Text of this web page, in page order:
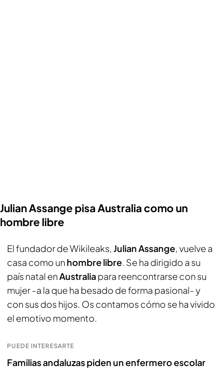
Julian Assange pisa Australia como un
hombre libre
El fundador de Wikileaks, Julian Assange, vuelve a
casa como un hombre libre. Se ha dirigido a su
país natal enAustraliapara reencontrarse con su
mujer -a la que ha besado de forma pasional- y
con sus dos hijos. Os contamos cómo se ha vivido
el emotivo momento.
PUEDE INTERESARTE
Familias andaluzas piden un enfermero escolar